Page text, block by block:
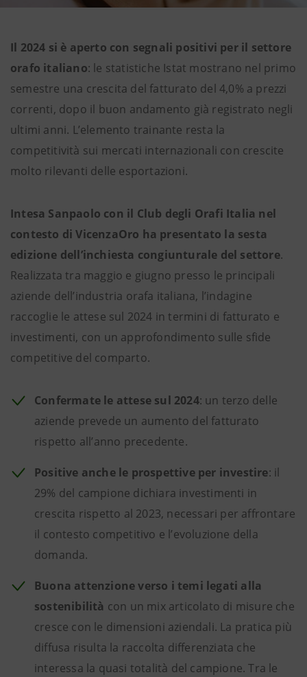
Il 2024 si è aperto con segnali positivi per il settore
orafo italiano: le statistiche Istat mostrano nel primo
semestre una crescita del fatturato del 4,0% a prezzi
correnti, dopo il buon andamento già registrato negli
ultimi anni. L’elemento trainante resta la
competitività sui mercati internazionali con crescite
molto rilevanti delle esportazioni.
Intesa Sanpaolo con il Club degli Orafi Italia nel
contesto di VicenzaOro ha presentato la sesta
edizione dell’inchiesta congiunturale del settore.
Realizzata tra maggio e giugno presso le principali
aziende dell’industria orafa italiana, l’indagine
raccoglie le attese sul 2024 in termini di fatturato e
investimenti, con un approfondimento sulle sfide
competitive del comparto.
Confermate le attese sul 2024: un terzo delle
aziende prevede un aumento del fatturato
rispetto all’anno precedente.
Positive anche le prospettive per investire: il
29% del campione dichiara investimenti in
crescita rispetto al 2023, necessari per affrontare
il contesto competitivo e l’evoluzione della
domanda.
Buona attenzione verso i temi legati alla
sostenibilità con un mix articolato di misure che
cresce con le dimensioni aziendali. La pratica più
diffusa risulta la raccolta differenziata che
interessa la quasi totalità del campione. Tra le